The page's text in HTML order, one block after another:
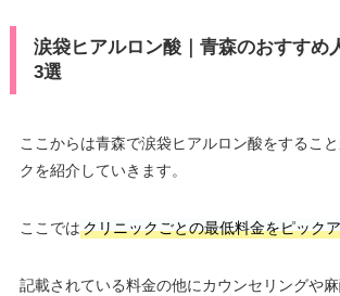
涙袋ヒアルロン酸｜青森のおすすめ
3選
ここからは青森で涙袋ヒアルロン酸をするこ
クを紹介していきます。
ここではクリニックごとの最低料金をピック
記載されている料金の他にカウンセリングや